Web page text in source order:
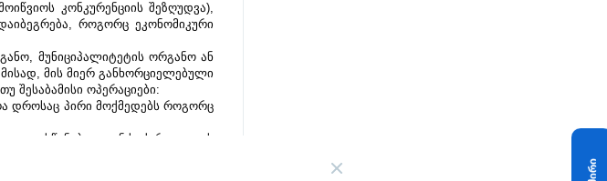
კონკურენციის შეზღუდვა),
როგორც ეკონომიკური
მუნიციპალიტეტის ორგანო ან
მის მიერ განხორციელებული
შესაბამისი ოპერაციები:
დროსაც პირი მოქმედებს როგორც
ან საქართველოს
ფარგლებში.